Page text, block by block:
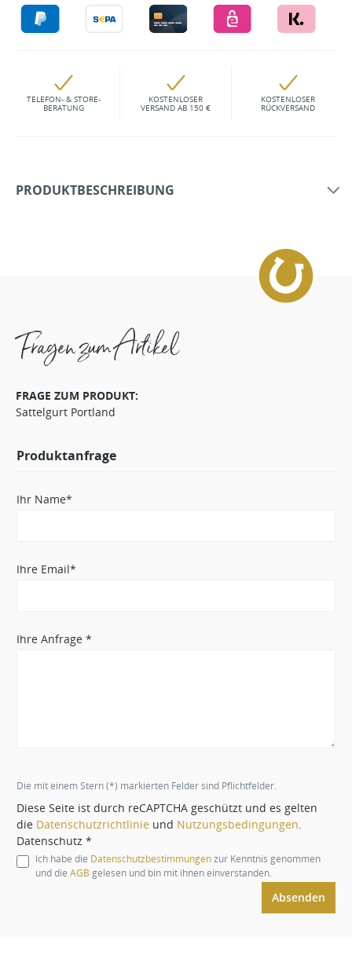
TELEFON- & STORE-
BERATUNG
KOSTENLOSER
VERSAND AB 150 €
KOSTENLOSER
RÜCKVERSAND
PRODUKTBESCHREIBUNG
Fragen zum Artikel
FRAGE ZUM PRODUKT:
Sattelgurt Portland
Produktanfrage
Ihr Name*
Ihre Email*
Ihre Anfrage *
Die mit einem Stern (*) markierten Felder sind Pflichtfelder.
Diese Seite ist durch reCAPTCHA geschützt und es gelten
die Datenschutzrichtlinie und Nutzungsbedingungen
Datenschutz *
Ich habe die Datenschutzbestimmungenzur Kenntnis genommen
und die AGB gelesen und bin mit ihnen einverstanden.
Absenden